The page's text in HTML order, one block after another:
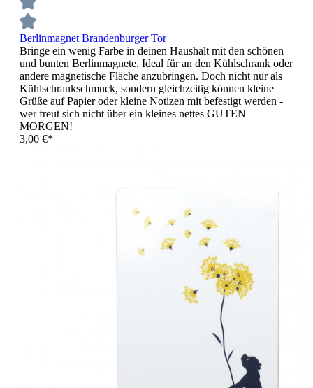
Berlinmagnet Brandenburger Tor
Bringe ein wenig Farbe in deinen Haushalt mit den schönen
und bunten Berlinmagnete. Ideal für an den Kühlschrank oder
andere magnetische Fläche anzubringen. Doch nicht nur als
Kühlschrankschmuck, sondern gleichzeitig können kleine
Grüße auf Papier oder kleine Notizen mit befestigt werden -
wer freut sich nicht über ein kleines nettes GUTEN
MORGEN!
3,00 €*